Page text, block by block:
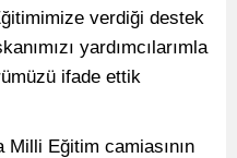
verdiği destek
yardımcılarımla
ifade ettik
Milli Eğitim camiasının